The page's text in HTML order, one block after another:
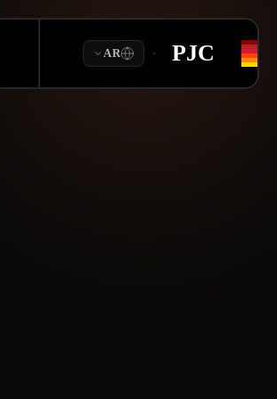
PJC
·
AR